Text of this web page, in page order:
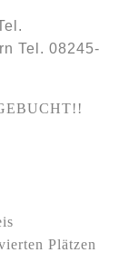
Tel. 08245-
Plätzen